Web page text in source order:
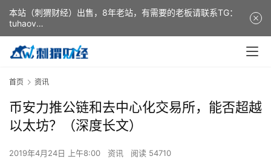
首页 资讯
币安力推公链和去中心化交易所，能否超越
以太坊？（深度长文）
2019年4月24日 上午8:00 资讯 阅读 54710
本站（刺猬财经）出售，8年老站，有需要的老板请联系TG：
tuhaov
This website (ciweicaijing) is for sale. It is a 8-year-old
website. If you need it, please contact TG: tuhaov